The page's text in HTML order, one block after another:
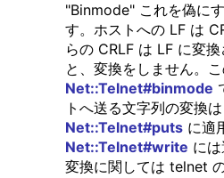
"Binmode" これを偽に
す。ホストへの LF は
らの CRLF は LF に変
と、変換をしません。
Net::Telnet#binmode
トへ送る文字列の変換は
Net::Telnet#putsに適
Net::Telnet#write に
変換に関しては telnet